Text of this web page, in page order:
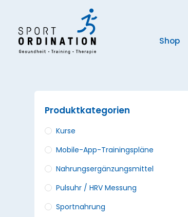
springen
Shop
Produktkategorien
Kurse
Mobile-App-Trainingspläne
Nahrungsergänzungs­mittel
Pulsuhr / HRV Messung
Sportnahrung